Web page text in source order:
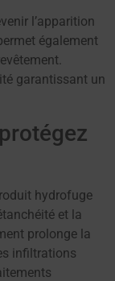
l’apparition
également
garantissant un
hydrofuge
et la
prolonge la
infiltrations